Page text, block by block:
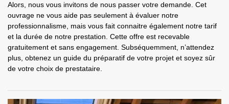
Alors, nous vous invitons de nous passer votre demande. Cet
ouvrage ne vous aide pas seulement à évaluer notre
professionnalisme, mais vous fait connaitre également notre tarif
et la durée de notre prestation. Cette offre est recevable
gratuitement et sans engagement. Subséquemment, n’attendez
plus, obtenez un guide du préparatif de votre projet et soyez sûr
de votre choix de prestataire.